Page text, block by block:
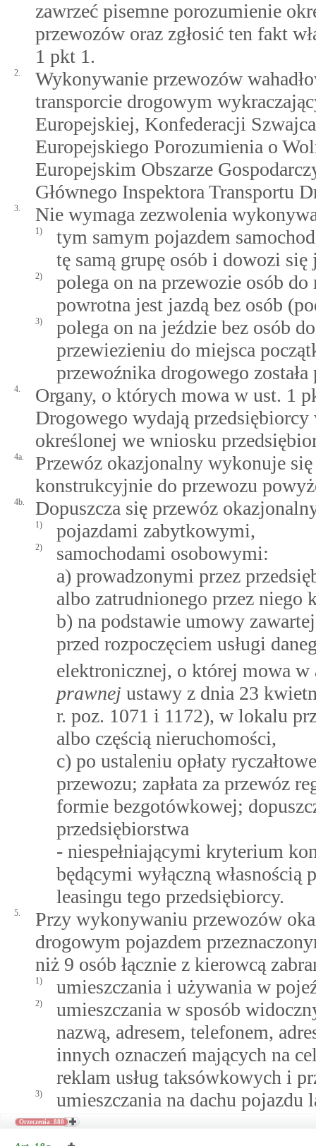
zawrzeć pisemne porozumienie
przewozów oraz zgłosić ten fakt
1 pkt 1.
2.
Wykonywanie przewozów
transporcie drogowym
Europejskiej, Konfederacji
Europejskiego Porozumienia o
Europejskim Obszarze
Głównego Inspektora Transportu
3. Nie wymaga zezwolenia
1)
tym samym pojazdem
tę samą grupę osób i dowozi
2)
polega on na przewozie osób
powrotna jest jazdą bez osób
3)
polega on na jeździe bez osób
przewiezieniu do miejsca
przewoźnika drogowego
4.
Organy, o których mowa w ust. 1
Drogowego wydają
określonej we wniosku
4a.
Przewóz okazjonalny wykonuje
konstrukcyjnie do przewozu
4b. Dopuszcza się przewóz
1) pojazdami zabytkowymi,
2)
samochodami osobowymi:
a) prowadzonymi przez
albo zatrudnionego przez niego
b) na podstawie umowy
przed rozpoczęciem usługi
elektronicznej, o której mowa w
prawnej ustawy z dnia 23
r. poz. 1071 i 1172), w lokalu
albo częścią nieruchomości,
c) po ustaleniu opłaty
przewozu; zapłata za przewóz
formie bezgotówkowej;
przedsiębiorstwa
- niespełniającymi kryterium
będącymi wyłączną
leasingu tego przedsiębiorcy.
5.
Przy wykonywaniu przewozów
drogowym pojazdem
niż 9 osób łącznie z kierowcą
1) umieszczania i używania w
2)
umieszczania w sposób
nazwą, adresem, telefonem,
innych oznaczeń mających na
reklam usług taksówkowych i
3) umieszczania na dachu
Orzeczenia: 880